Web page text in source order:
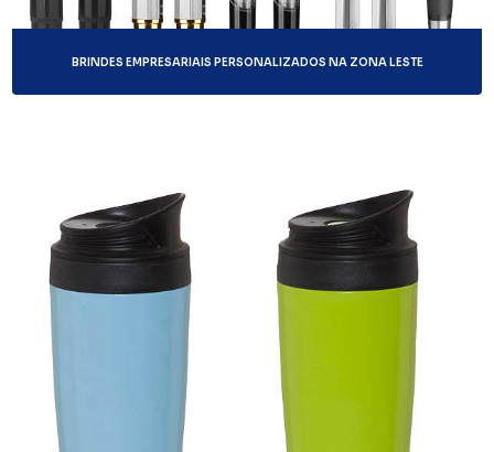
BRINDES EMPRESARIAIS PERSONALIZADOS NA ZONA LESTE